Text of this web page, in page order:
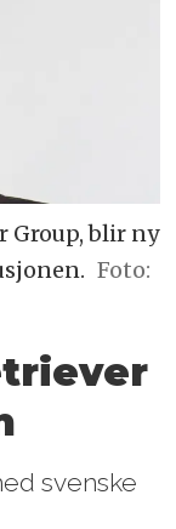
Group, blir ny
Foto:
svenske